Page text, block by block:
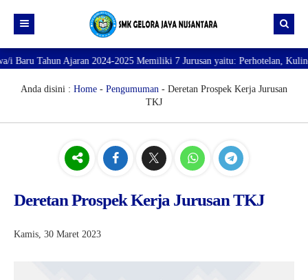
Beranda
Profil
SARANA PRASARANA
DATA GURU
Ajaran 2024-2025 Memiliki 7 Jurusan yaitu: Perhotelan, Kuliner,
Anda disini : Home - Pengumuman - Deretan Prospek Kerja Jurusan
TKJ
Deretan Prospek Kerja Jurusan TKJ
Kamis, 30 Maret 2023